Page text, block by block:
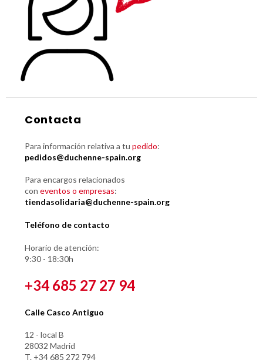
Contacta
Para información relativa a tu pedido:
pedidos@duchenne-spain.org
Para encargos relacionados
con eventos o empresas:
tiendasolidaria@duchenne-spain.org
Teléfono de contacto
Horario de atención:
9:30 - 18:30h
+34 685 27 27 94
Calle Casco Antiguo
12 - local B
28032 Madrid
T. +34 685 272 794